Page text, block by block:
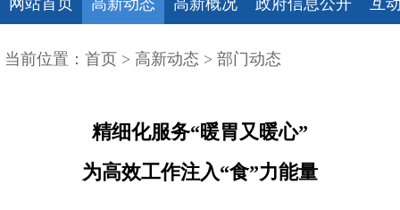
网站首页 高新动态 高新概况 政府信息公开 互
当前位置： 首页 > 高新动态 > 部门动态
精细化服务“暖胃又暖心”
为高效工作注入“食”力能量